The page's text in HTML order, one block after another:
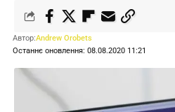
Останнє оновлення: 08.08.2020 11:21
Автор:Andrew Orobets